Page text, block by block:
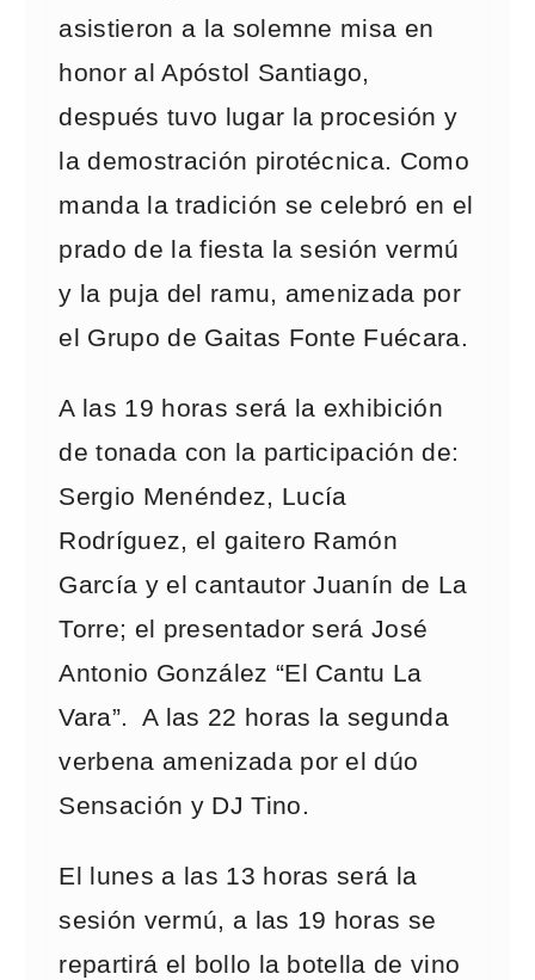
asistieron a la solemne misa en
honor al Apóstol Santiago,
después tuvo lugar la procesión y
la demostración pirotécnica. Como
manda la tradición se celebró en el
prado de la fiesta la sesión vermú
y la puja del ramu, amenizada por
el Grupo de Gaitas Fonte Fuécara.
A las 19 horas será la exhibición
de tonada con la participación de:
Sergio Menéndez, Lucía
Rodríguez, el gaitero Ramón
García y el cantautor Juanín de La
Torre; el presentador será José
Antonio González “El Cantu La
Vara”. A las 22 horas la segunda
verbena amenizada por el dúo
Sensación y DJ Tino.
El lunes a las 13 horas será la
sesión vermú, a las 19 horas se
repartirá el bollo la botella de vino